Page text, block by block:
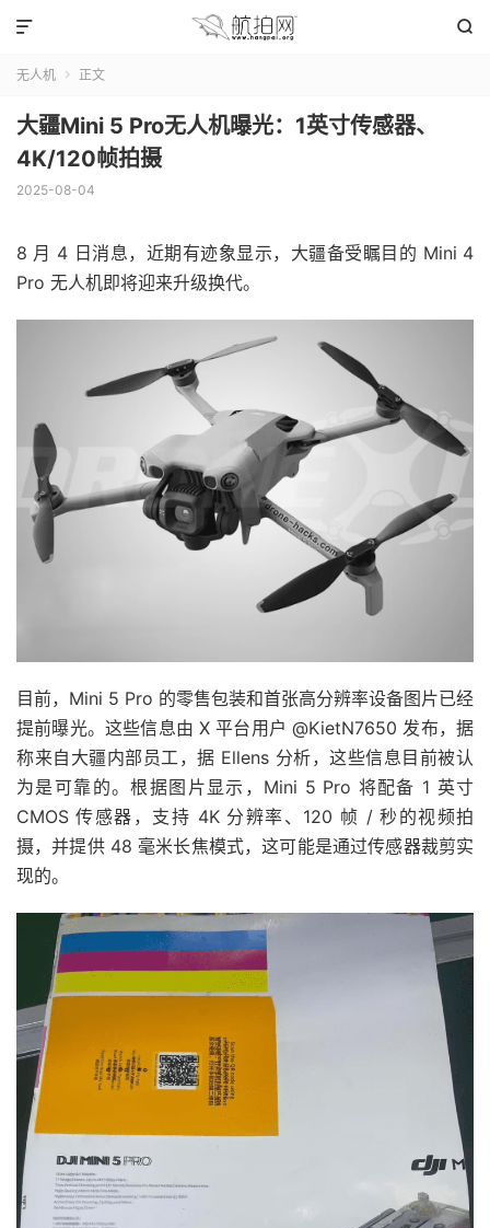


无人机  正文
大疆Mini 5 Pro无人机曝光：1英寸传感器、
4K/120帧拍摄
2025-08-04
8 月 4 日消息，近期有迹象显示，大疆备受瞩目的 Mini 4
Pro 无人机即将迎来升级换代。
目前，Mini 5 Pro 的零售包装和首张高分辨率设备图片已经
提前曝光。这些信息由 X 平台用户 @KietN7650 发布，据
称来自大疆内部员工，据 Ellens 分析，这些信息目前被认
为是可靠的。根据图片显示，Mini 5 Pro 将配备 1 英寸
CMOS 传感器，支持 4K 分辨率、120 帧 / 秒的视频拍
摄，并提供 48 毫米长焦模式，这可能是通过传感器裁剪实
现的。